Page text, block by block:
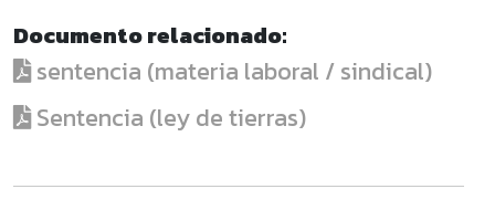
Documento relacionado:
sentencia (materia laboral / sindical)
Sentencia (ley de tierras)